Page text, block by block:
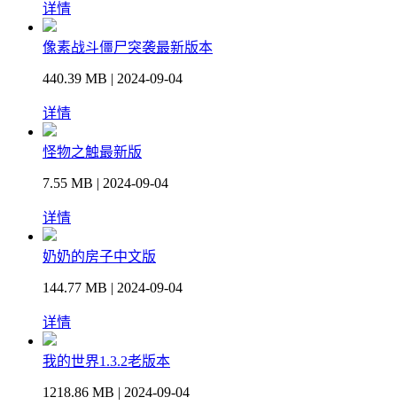
详情
像素战斗僵尸突袭最新版本
440.39 MB | 2024-09-04
详情
怪物之触最新版
7.55 MB | 2024-09-04
详情
奶奶的房子中文版
144.77 MB | 2024-09-04
详情
我的世界1.3.2老版本
1218.86 MB | 2024-09-04